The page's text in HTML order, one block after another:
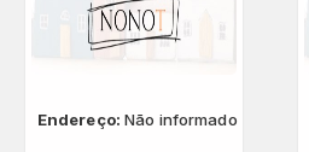
Endereço:Não informado